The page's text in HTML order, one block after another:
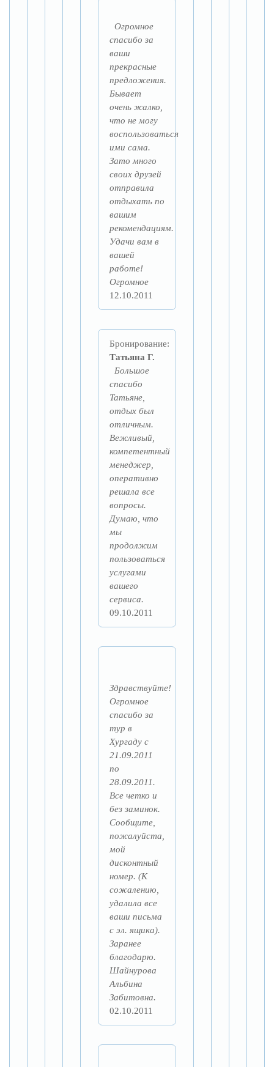
Огромное
спасибо за
ваши
прекрасные
предложения.
Бывает
очень жалко,
что не могу
воспользоваться
ими сама.
Зато много
своих друзей
отправила
отдыхать по
вашим
рекомендациям.
Удачи вам в
вашей
работе!
Огромное
12.10.2011
Бронирование:
Татьяна Г.
Большое
спасибо
Татьяне,
отдых был
отличным.
Вежливый,
компетентный
менеджер,
оперативно
решала все
вопросы.
Думаю, что
мы
продолжим
пользоваться
услугами
вашего
сервиса.
09.10.2011
Здравствуйте!
Огромное
спасибо за
тур в
Хургаду с
21.09.2011
по
28.09.2011.
Все четко и
без заминок.
Сообщите,
пожалуйста,
мой
дисконтный
номер. (К
сожалению,
удалила все
ваши письма
с эл. ящика).
Заранее
благодарю.
Шайнурова
Альбина
Забитовна.
02.10.2011